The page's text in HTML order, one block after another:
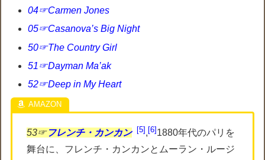
04☞Carmen Jones
05☞Casanova’s Big Night
50☞The Country Girl
51☞Dayman Ma’ak
52☞Deep in My Heart
53☞フレンチ・カンカン 5 , 6 1880年代のパリを
舞台に、フレンチ・カンカンとムーラン・ルージ